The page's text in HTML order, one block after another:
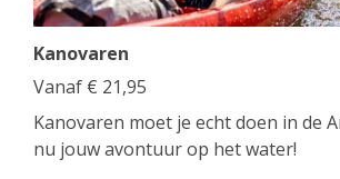
Kanovaren
Vanaf € 21,95
Kanovaren moet je echt doen in de
nu jouw avontuur op het water!